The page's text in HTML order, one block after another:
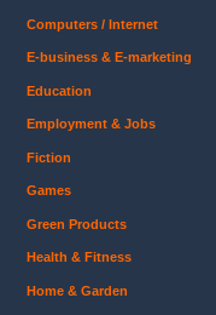
Computers / Internet
E-business & E-marketing
Education
Employment & Jobs
Fiction
Games
Green Products
Health & Fitness
Home & Garden